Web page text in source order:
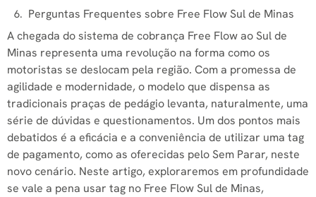
Perguntas Frequentes sobre Free Flow Sul de Minas
A chegada do sistema de cobrança Free Flow ao Sul de
Minas representa uma revolução na forma como os
motoristas se deslocam pela região. Com a promessa de
agilidade e modernidade, o modelo que dispensa as
tradicionais praças de pedágio levanta, naturalmente, uma
série de dúvidas e questionamentos. Um dos pontos mais
debatidos é a eficácia e a conveniência de utilizar uma tag
de pagamento, como as oferecidas pelo Sem Parar, neste
novo cenário. Neste artigo, exploraremos em profundidade
se vale a pena usar tag no Free Flow Sul de Minas,